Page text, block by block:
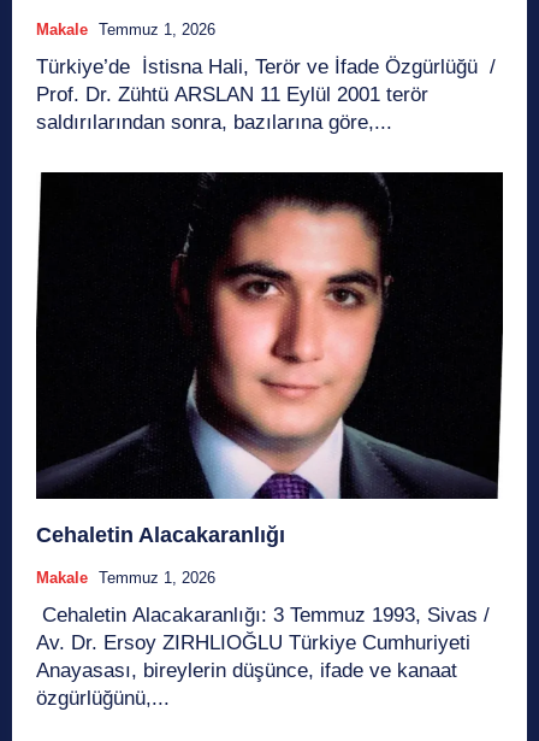
Makale Temmuz 1, 2026
Türkiye’de İstisna Hali, Terör ve İfade Özgürlüğü /
Prof. Dr. Zühtü ARSLAN 11 Eylül 2001 terör
saldırılarından sonra, bazılarına göre,...
Cehaletin Alacakaranlığı
Makale Temmuz 1, 2026
Cehaletin Alacakaranlığı: 3 Temmuz 1993, Sivas /
Av. Dr. Ersoy ZIRHLIOĞLU Türkiye Cumhuriyeti
Anayasası, bireylerin düşünce, ifade ve kanaat
özgürlüğünü,...